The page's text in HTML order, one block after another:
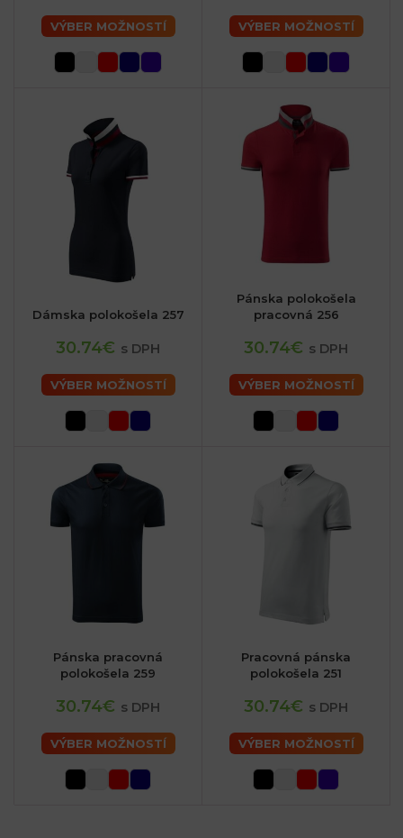
VÝBER MOŽNOSTÍ VÝBER MOŽNOSTÍ
Dámska polokošela 257
30.74€ s DPH
VÝBER MOŽNOSTÍ
Pánska polokošela
pracovná 256
30.74€ s DPH
VÝBER MOŽNOSTÍ
Pánska pracovná
polokošela 259
30.74€ s DPH
VÝBER MOŽNOSTÍ
Pracovná pánska
polokošela 251
30.74€ s DPH
VÝBER MOŽNOSTÍ